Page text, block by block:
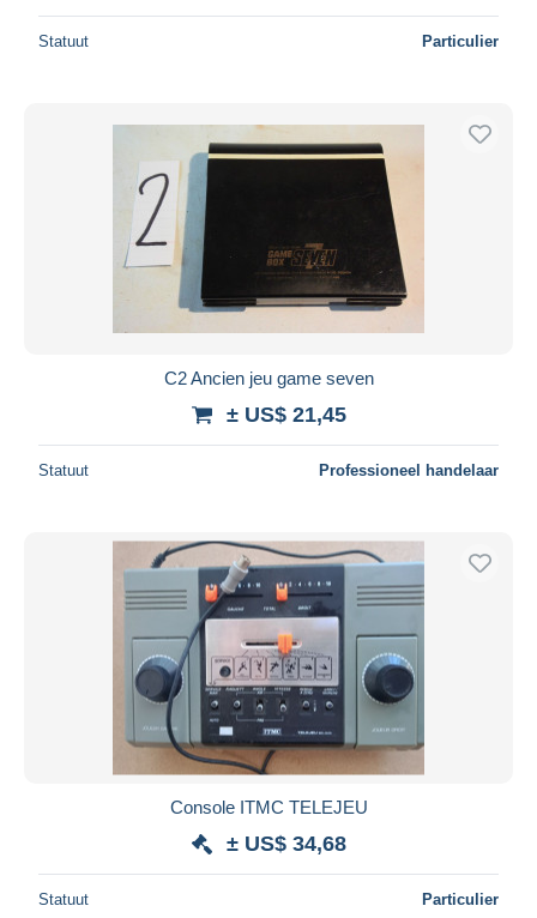
Statuut Particulier
C2 Ancien jeu game seven
± US$ 21,45
Statuut Professioneel handelaar
Console ITMC TELEJEU
± US$ 34,68
Statuut Particulier